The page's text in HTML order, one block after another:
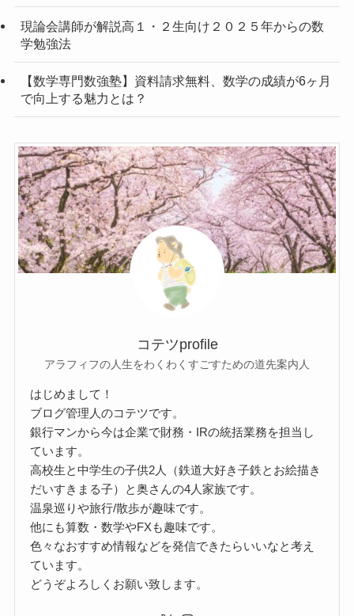
現論会講師が解説高１・２生向け２０２５年からの数
学勉強法
【数学専門数強塾】資料請求無料、数学の成績が6ヶ月
で向上する魅力とは？
コテツprofile
アラフィフの人生をわくわくすごすための道先案内人
はじめまして！
ブログ管理人のコテツです。
銀行マンから今は企業で財務・IRの統括業務を担当し
ています。
高校生と中学生の子供2人（鉄道大好き子鉄とお絵描き
だいすきまる子）と奥さんの4人家族です。
温泉巡りや旅行/散歩が趣味です。
他にも算数・数学やFXも趣味です。
色々なおすすめ情報などを発信できたらいいなと考え
ています。
どうぞよろしくお願い致します。